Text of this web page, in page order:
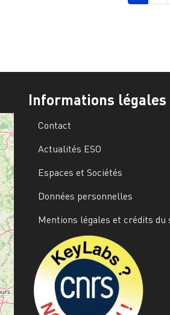
Informations légales
Contact
Actualités ESO
Espaces et Sociétés
Données personnelles
Mentions légales et crédits du